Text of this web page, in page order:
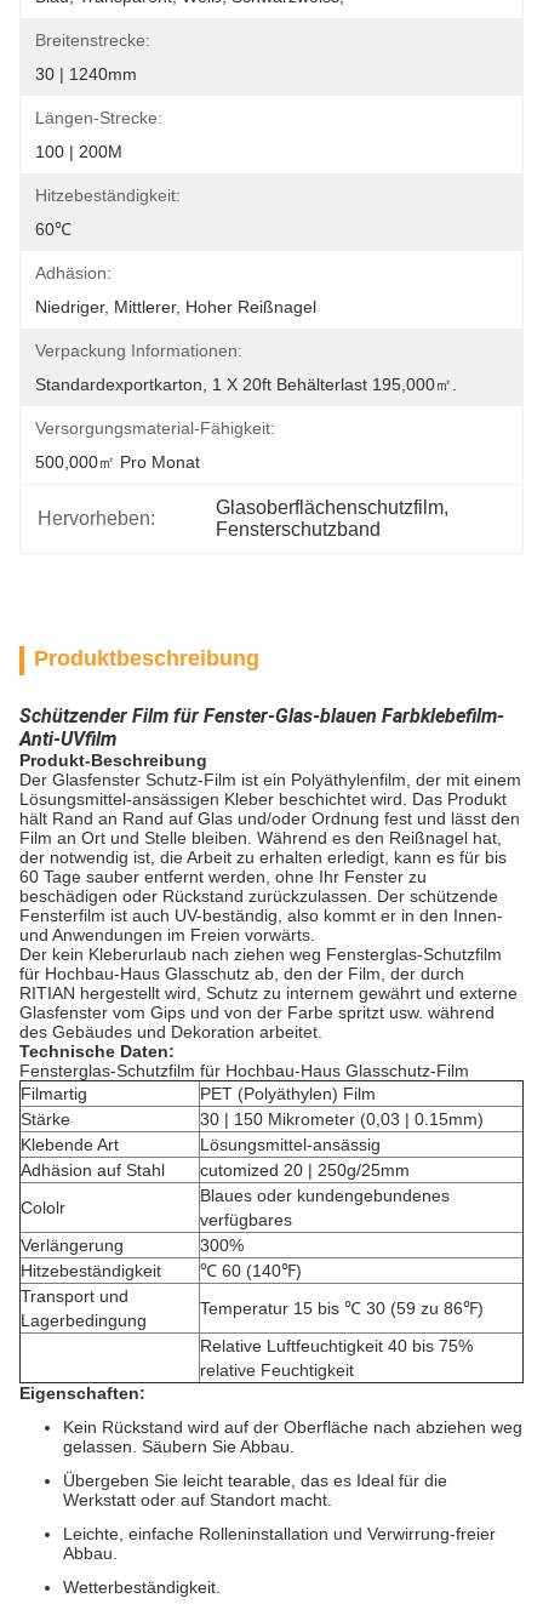
Breitenstrecke:
30 | 1240mm
Längen-Strecke:
100 | 200M
Hitzebeständigkeit:
60℃
Adhäsion:
Niedriger, Mittlerer, Hoher Reißnagel
Verpackung Informationen:
Standardexportkarton, 1 X 20ft Behälterlast 195,000㎡.
Versorgungsmaterial-Fähigkeit:
500,000㎡ Pro Monat
Hervorheben:
Glasoberflächenschutzfilm,
Fensterschutzband
Produktbeschreibung
Schützender Film für Fenster-Glas-blauen Farbklebefilm-
Anti-UVfilm
Produkt-Beschreibung
Der Glasfenster Schutz-Film ist ein Polyäthylenfilm, der mit einem
Lösungsmittel-ansässigen Kleber beschichtet wird. Das Produkt
hält Rand an Rand auf Glas und/oder Ordnung fest und lässt den
Film an Ort und Stelle bleiben. Während es den Reißnagel hat,
der notwendig ist, die Arbeit zu erhalten erledigt, kann es für bis
60 Tage sauber entfernt werden, ohne Ihr Fenster zu
beschädigen oder Rückstand zurückzulassen. Der schützende
Fensterfilm ist auch UV-beständig, also kommt er in den Innen-
und Anwendungen im Freien vorwärts.
Der kein Kleberurlaub nach ziehen weg Fensterglas-Schutzfilm
für Hochbau-Haus Glasschutz ab, den der Film, der durch
RITIAN hergestellt wird, Schutz zu internem gewährt und externe
Glasfenster vom Gips und von der Farbe spritzt usw. während
des Gebäudes und Dekoration arbeitet.
Technische Daten:
Fensterglas-Schutzfilm für Hochbau-Haus Glasschutz-Film
Filmartig
PET (Polyäthylen) Film
Stärke
30 | 150 Mikrometer (0,03 | 0.15mm)
Klebende Art
Lösungsmittel-ansässig
Adhäsion auf Stahl
cutomized 20 | 250g/25mm
Cololr
Blaues oder kundengebundenes
verfügbares
Verlängerung
300%
Hitzebeständigkeit
℃ 60 (140℉)
Transport und
Lagerbedingung
Temperatur 15 bis ℃ 30 (59 zu 86℉)
Relative Luftfeuchtigkeit 40 bis 75%
relative Feuchtigkeit
Eigenschaften:
Kein Rückstand wird auf der Oberfläche nach abziehen weg
gelassen. Säubern Sie Abbau.
Übergeben Sie leicht tearable, das es Ideal für die
Werkstatt oder auf Standort macht.
Leichte, einfache Rolleninstallation und Verwirrung-freier
Abbau.
Wetterbeständigkeit.